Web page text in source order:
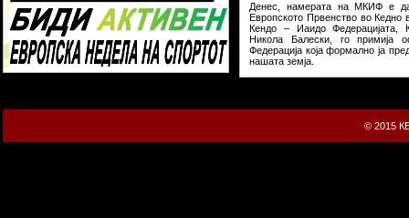
Денес, намерата на МКИФ е
Европското Првенство во Кедно
Кендо – Иаидо Федерацијата,
Никола Балески, го примија
Федерација која формално ја
нашата земја.
© 2015